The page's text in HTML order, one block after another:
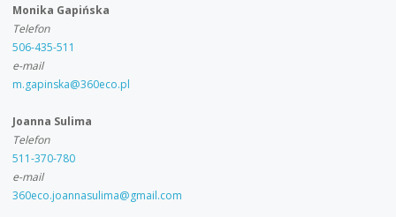
Monika Gapińska
Telefon
506-435-511
e-mail
m.gapinska@360eco.pl
Joanna Sulima
Telefon
511-370-780
e-mail
360eco.joannasulima@gmail.com